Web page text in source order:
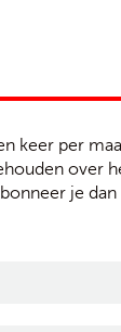
keer per
over
je